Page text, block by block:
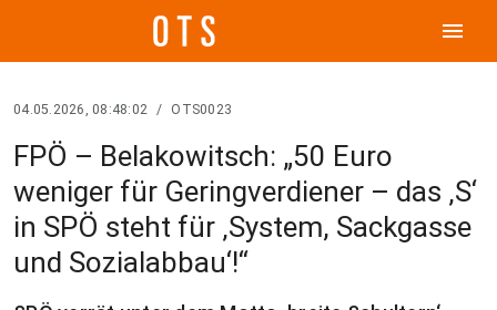
menu
04.05.2026, 08:48:02 / OTS0023
FPÖ – Belakowitsch: „50 Euro
weniger für Geringverdiener – das ‚S‘
in SPÖ steht für ‚System, Sackgasse
und Sozialabbau‘!“